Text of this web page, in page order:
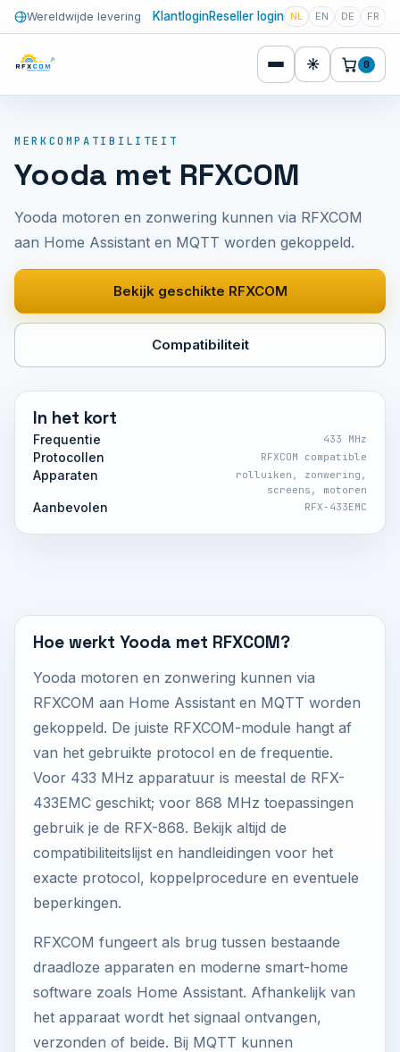
Wereldwijde levering KlantloginReseller login NL EN DE FR
☀ 0
MERKCOMPATIBILITEIT
Yooda met RFXCOM
Yooda motoren en zonwering kunnen via RFXCOM
aan Home Assistant en MQTT worden gekoppeld.
Bekijk geschikte RFXCOM
Compatibiliteit
In het kort
Frequentie 433 MHz
Protocollen RFXCOM compatible
Apparaten
rolluiken, zonwering,
screens, motoren
Aanbevolen RFX-433EMC
Hoe werkt Yooda met RFXCOM?
Yooda motoren en zonwering kunnen via
RFXCOM aan Home Assistant en MQTT worden
gekoppeld. De juiste RFXCOM-module hangt af
van het gebruikte protocol en de frequentie.
Voor 433 MHz apparatuur is meestal de RFX-
433EMC geschikt; voor 868 MHz toepassingen
gebruik je de RFX-868. Bekijk altijd de
compatibiliteitslijst en handleidingen voor het
exacte protocol, koppelprocedure en eventuele
beperkingen.
RFXCOM fungeert als brug tussen bestaande
draadloze apparaten en moderne smart-home
software zoals Home Assistant. Afhankelijk van
het apparaat wordt het signaal ontvangen,
verzonden of beide. Bij MQTT kunnen